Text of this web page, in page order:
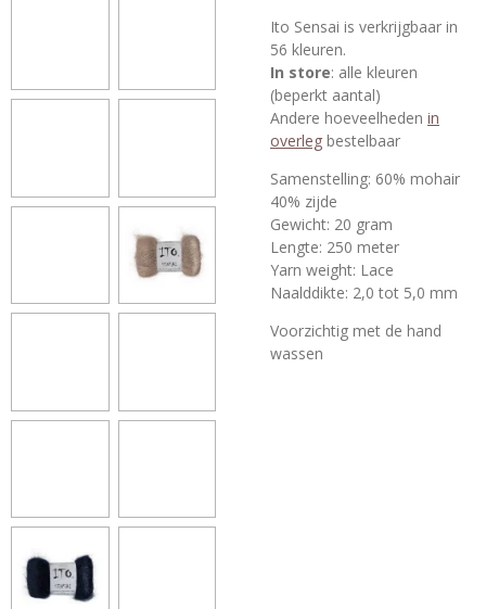
Ito Sensai is verkrijgbaar in
56 kleuren.
In store: alle kleuren
(beperkt aantal)
Andere hoeveelheden in
overleg bestelbaar
Samenstelling: 60% mohair
40% zijde
Gewicht: 20 gram
Lengte: 250 meter
Yarn weight: Lace
Naalddikte: 2,0 tot 5,0 mm
Voorzichtig met de hand
wassen